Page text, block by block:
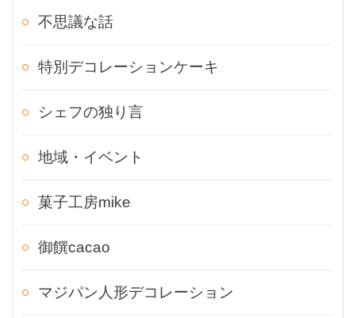
不思議な話
特別デコレーションケーキ
シェフの独り言
地域・イベント
菓子工房mike
御饌cacao
マジパン人形デコレーション